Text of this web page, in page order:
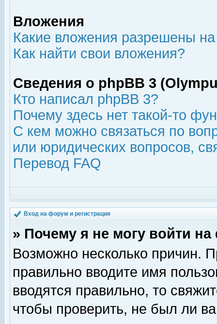
Вложения
Какие вложения разрешены
Как найти свои вложения?
Сведения о phpBB 3
Кто написал phpBB 3?
Почему здесь нет такой-то
С кем можно связаться по
или юридических вопросов,
Перевод FAQ
Вход на форум и регистрация
» Почему я не могу войти
Возможно несколько причин.
правильно вводите имя
вводятся правильно, то
чтобы проверить, не был ли